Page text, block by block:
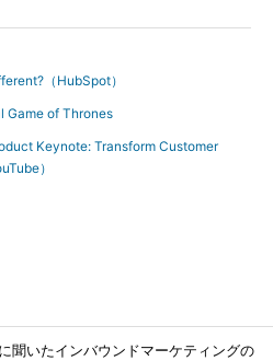
（HubSpot）
Game of Thrones
Keynote: Transform Customer
）
聞いたインバウンドマーケティングの